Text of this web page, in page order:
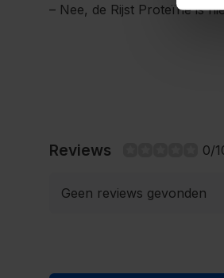
– Nee, de Rijst Proteïne is
Reviews 0/
Geen reviews gevonden